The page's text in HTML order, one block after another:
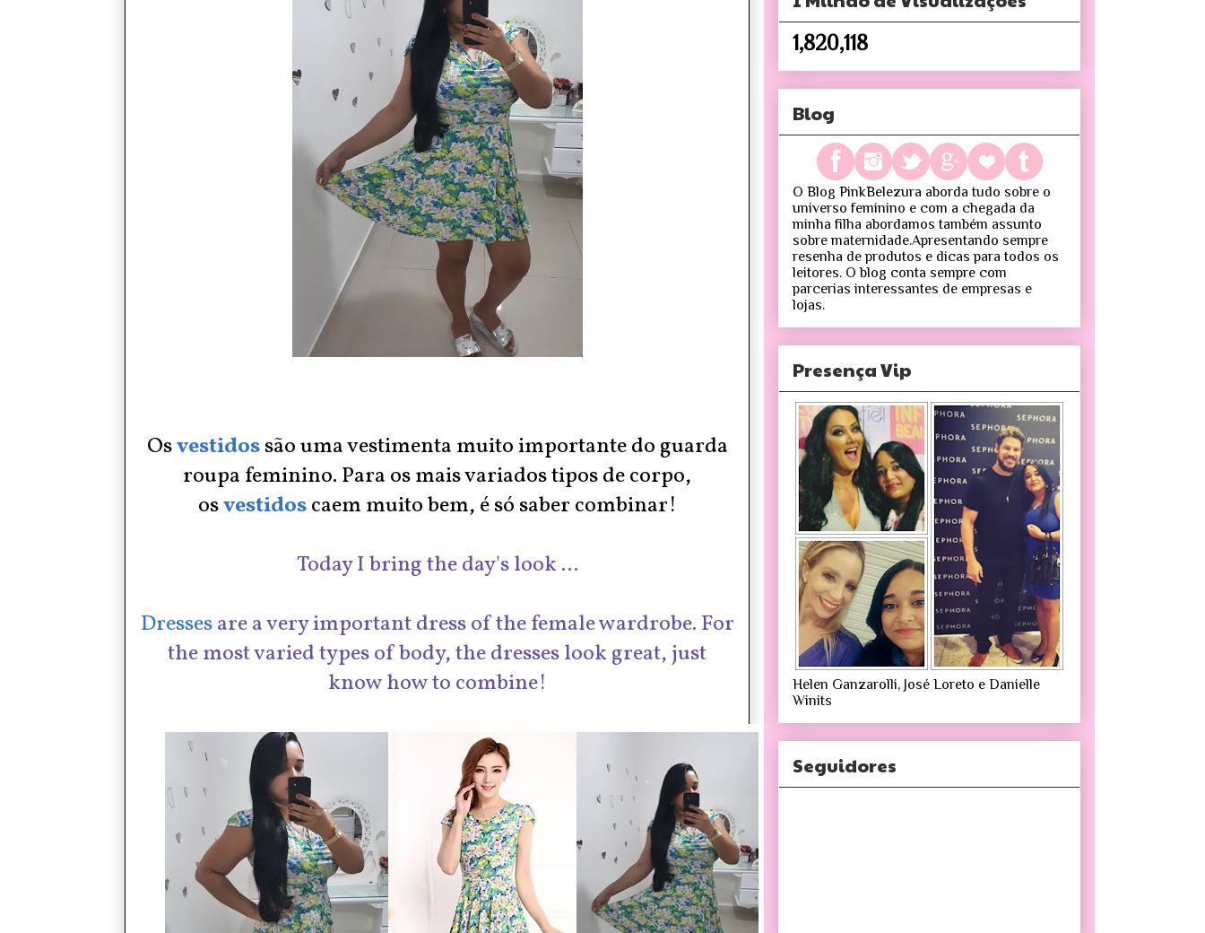
Osvestidossão uma vestimenta muito importante do guarda
roupa feminino. Para os mais variados tipos de corpo,
osvestidoscaem muito bem, é só saber combinar!
Today I bring the day's look ...
Dressesare a very important dress of the female wardrobe. For
the most varied types of body, the dresses look great, just
know how to combine!
1,820,118
Blog
O Blog PinkBelezura aborda tudo sobre o
universo feminino e com a chegada da
minha filha abordamos também assunto
sobre maternidade.Apresentando sempre
resenha de produtos e dicas para todos os
leitores. O blog conta sempre com
parcerias interessantes de empresas e
lojas.
Presença Vip
Helen Ganzarolli, José Loreto e Danielle
Winits
Seguidores